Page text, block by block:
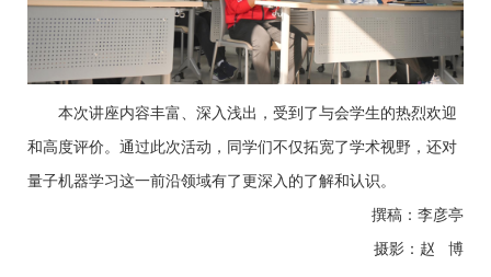
本次讲座内容丰富、深入浅出，受到了与会学生的热烈欢迎
和高度评价。通过此次活动，同学们不仅拓宽了学术视野，还对
量子机器学习这一前沿领域有了更深入的了解和认识。
撰稿：李彦亭
摄影：赵 博